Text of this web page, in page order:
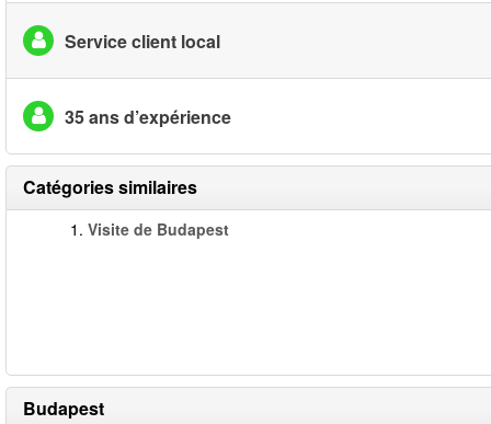
Service client local
35 ans d’expérience
Catégories similaires
1. Visite de Budapest
Budapest